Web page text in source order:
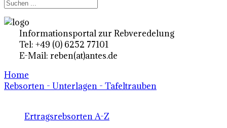
Informationsportal zur Rebveredelung
Tel: +49 (0) 6252 77101
E-Mail: reben(at)antes.de
Home
Rebsorten - Unterlagen - Tafeltrauben
Ertragsrebsorten A-Z